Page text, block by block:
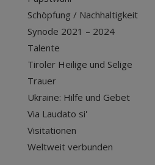
Schöpfung / Nachhaltigkeit
Synode 2021 – 2024
Talente
Tiroler Heilige und Selige
Trauer
Ukraine: Hilfe und Gebet
Via Laudato si'
Visitationen
Weltweit verbunden